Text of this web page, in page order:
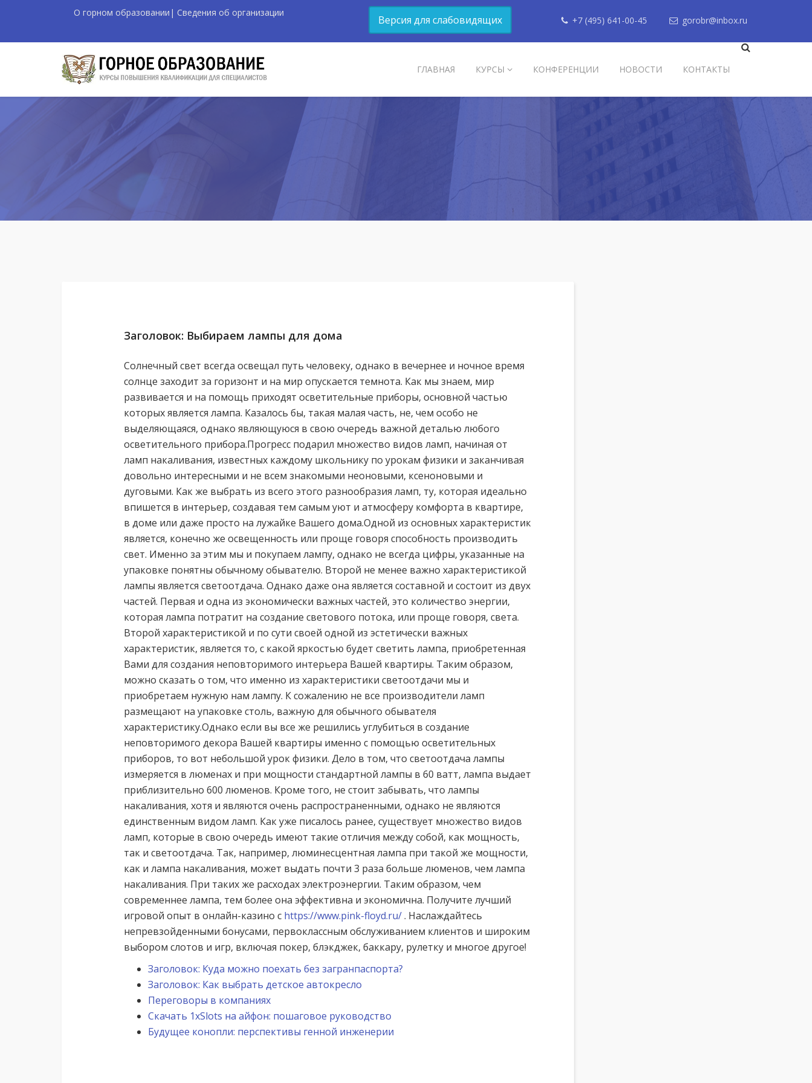
О горном образовании | Сведения об организации
Версия для слабовидящих +7 (495) 641-00-45 gorobr@inbox.ru
ГЛАВНАЯ КУРСЫ КОНФЕРЕНЦИИ НОВОСТИ КОНТАКТЫ
Заголовок: Выбираем лампы для дома
Солнечный свет всегда освещал путь человеку, однако в вечернее и ночное время
солнце заходит за горизонт и на мир опускается темнота. Как мы знаем, мир
развивается и на помощь приходят осветительные приборы, основной частью
которых является лампа. Казалось бы, такая малая часть, не, чем особо не
выделяющаяся, однако являющуюся в свою очередь важной деталью любого
осветительного прибора.Прогресс подарил множество видов ламп, начиная от
ламп накаливания, известных каждому школьнику по урокам физики и заканчивая
довольно интересными и не всем знакомыми неоновыми, ксеноновыми и
дуговыми. Как же выбрать из всего этого разнообразия ламп, ту, которая идеально
впишется в интерьер, создавая тем самым уют и атмосферу комфорта в квартире,
в доме или даже просто на лужайке Вашего дома.Одной из основных характеристик
является, конечно же освещенность или проще говоря способность производить
свет. Именно за этим мы и покупаем лампу, однако не всегда цифры, указанные на
упаковке понятны обычному обывателю. Второй не менее важно характеристикой
лампы является светоотдача. Однако даже она является составной и состоит из двух
частей. Первая и одна из экономически важных частей, это количество энергии,
которая лампа потратит на создание светового потока, или проще говоря, света.
Второй характеристикой и по сути своей одной из эстетически важных
характеристик, является то, с какой яркостью будет светить лампа, приобретенная
Вами для создания неповторимого интерьера Вашей квартиры. Таким образом,
можно сказать о том, что именно из характеристики светоотдачи мы и
приобретаем нужную нам лампу. К сожалению не все производители ламп
размещают на упаковке столь, важную для обычного обывателя
характеристику.Однако если вы все же решились углубиться в создание
неповторимого декора Вашей квартиры именно с помощью осветительных
приборов, то вот небольшой урок физики. Дело в том, что светоотдача лампы
измеряется в люменах и при мощности стандартной лампы в 60 ватт, лампа выдает
приблизительно 600 люменов. Кроме того, не стоит забывать, что лампы
накаливания, хотя и являются очень распространенными, однако не являются
единственным видом ламп. Как уже писалось ранее, существует множество видов
ламп, которые в свою очередь имеют такие отличия между собой, как мощность,
так и светоотдача. Так, например, люминесцентная лампа при такой же мощности,
как и лампа накаливания, может выдать почти 3 раза больше люменов, чем лампа
накаливания. При таких же расходах электроэнергии. Таким образом, чем
современнее лампа, тем более она эффективна и экономична. Получите лучший
игровой опыт в онлайн-казино с https://www.pink-floyd.ru/. Наслаждайтесь
непревзойденными бонусами, первоклассным обслуживанием клиентов и широким
выбором слотов и игр, включая покер, блэкджек, баккару, рулетку и многое другое!
Заголовок: Куда можно поехать без загранпаспорта?
Заголовок: Как выбрать детское автокресло
Переговоры в компаниях
Скачать 1xSlots на айфон: пошаговое руководство
Будущее конопли: перспективы генной инженерии